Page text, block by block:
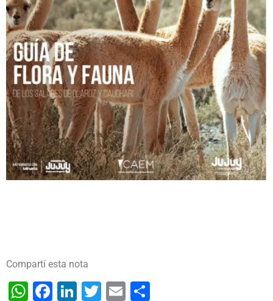
Compartí esta nota
WhatsApp
Facebook
LinkedIn
Twitter
Email